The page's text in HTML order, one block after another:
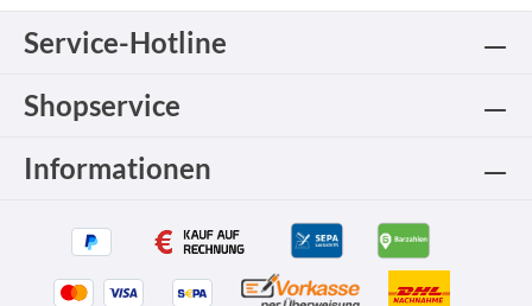
Service-Hotline
Shopservice
Informationen